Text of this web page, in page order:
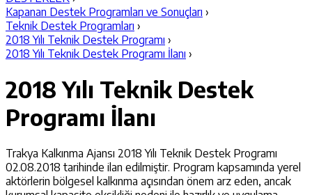
Kapanan Destek Programları ve Sonuçları ›
Teknik Destek Programları ›
2018 Yılı Teknik Destek Programı ›
2018 Yılı Teknik Destek Programı İlanı ›
2018 Yılı Teknik Destek
Programı İlanı
Trakya Kalkınma Ajansı 2018 Yılı Teknik Destek Programı
02.08.2018 tarihinde ilan edilmiştir. Program kapsamında yerel
aktörlerin bölgesel kalkınma açısından önem arz eden, ancak